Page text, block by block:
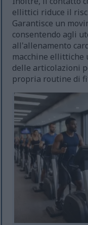
ellittici riduce il
Garantisce un
consentendo agli
all'allenamento
macchine ellittiche
delle articolazioni
propria routine di